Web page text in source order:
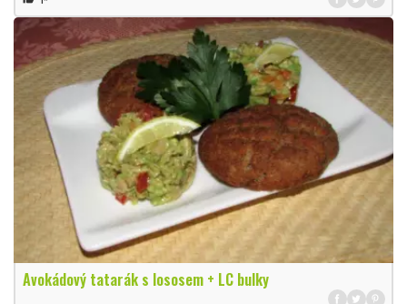
Avokádový tatarák s lososem + LC bulky